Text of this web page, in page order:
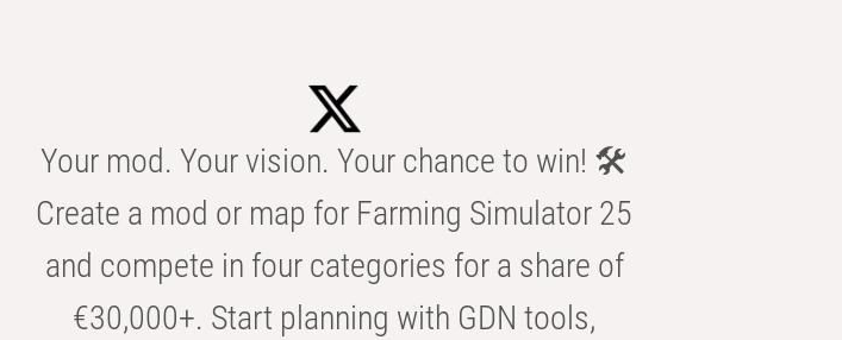
Your mod. Your vision. Your chance to win! 🛠️
Create a mod or map for Farming Simulator 25
and compete in four categories for a share of
€30,000+. Start planning with GDN tools,